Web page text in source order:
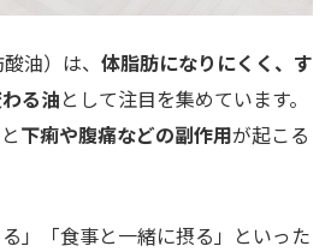
油）は、 体脂肪になりにくく、す
る油として注目を集めています。
下痢や腹痛などの副作用が起こる
」「食事と一緒に摂る」といった